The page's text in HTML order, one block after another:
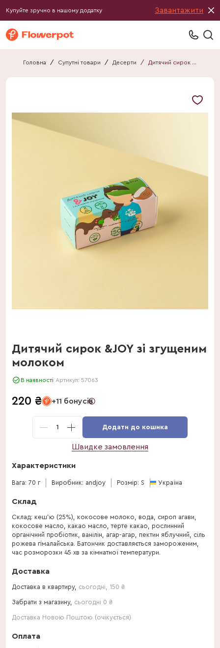
Купуйте зручно в нашому додатку Завантажити
Головна / Супутні товари / Десерти / Дитячий сирок &JOY зі згущеним молоком
Дитячий сирок &JOY зі згущеним
молоком
В наявності Артикул: 57063
220 ₴ +11 бонусів
1 Додати до кошика
Швидке замовлення
Характеристики
Вага: 70 г Виробник: andjoy Розмір: S Україна
Склад
Склад: кеш’ю (25%), кокосове молоко, вода, сироп агави,
кокосове масло, какао масло, терте какао, рослинний
органічний пробіотик, ванілін, агар-агар, пектин яблучний, сіль
рожева гімалайська. Батончик доставляється замороженим,
час розморозки 45 хв за кімнатної температури.
Доставка
Доставка в квартиру, сьогодні 150 ₴
Забрати з магазину, сьогодні 0 ₴
Доставка Новою Поштою (очікується)
Оплата